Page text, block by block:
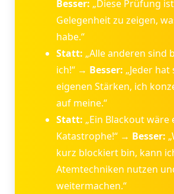
Besser: „Diese Prüfung
Gelegenheit zu zeigen,
habe.“
Statt: „Alle anderen sind
ich!“ → Besser: „Jeder hat
eigenen Stärken, ich
auf meine.“
Statt: „Ein Blackout wäre
Katastrophe!“ → Besser:
kurz blockiert bin, kann
Atemtechniken nutzen
weitermachen.“